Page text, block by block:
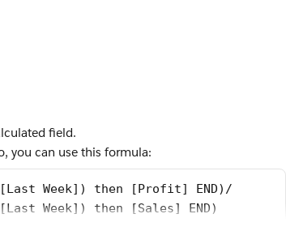
field.
you can use this formula:
Week]) then [Profit] END)/
Week]) then [Sales] END)